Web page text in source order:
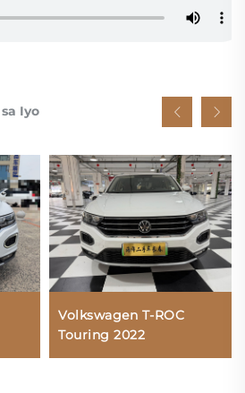
Iyo
Volkswagen T-ROC
Touring 2022